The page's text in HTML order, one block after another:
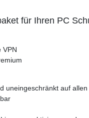
für Ihren PC
VPN
uneingeschränkt auf